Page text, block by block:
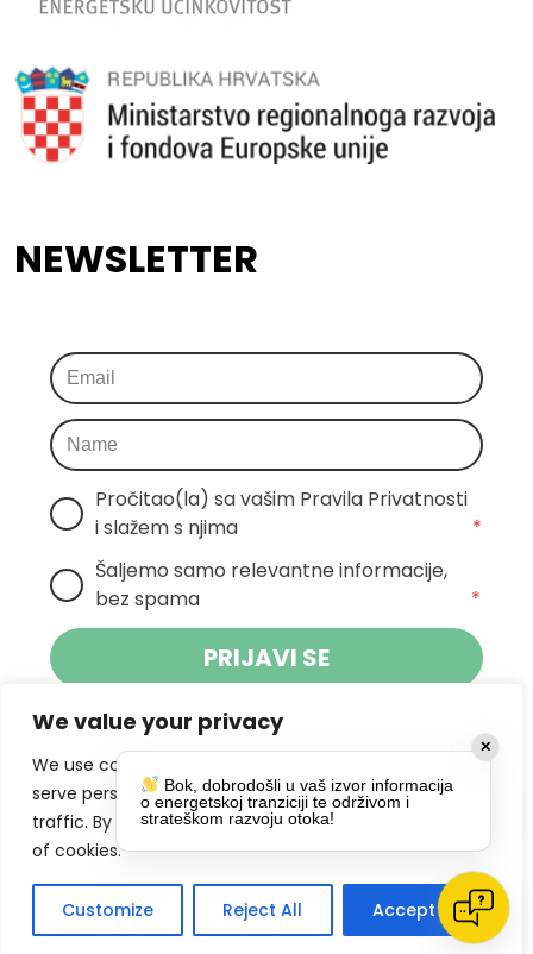
We value your privacy
We use cookies to enhance your browsing experience,
serve personalized ads or content, and analyze our
traffic. By clicking "Accept All", you consent to our use
of cookies.
Customize Reject All Accept All
NEWSLETTER
Pročitao(la) sa vašim Pravila Privatnosti
i slažem s njima
*
Šaljemo samo relevantne informacije,
bez spama
*
PRIJAVI SE
Klikom na gumb dajete suglasnost za
primanje novosti Pokreta Otoka te se
slažete spolitikom privatnosti.
DRUŠTVENE MREŽE
✕
Bok, dobrodošli u vaš izvor informacija
o energetskoj tranziciji te održivom i
strateškom razvoju otoka!